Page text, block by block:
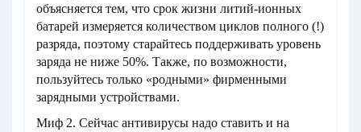
объясняется тем, что срок жизни литий-ионных
батарей измеряется количеством циклов полного (!)
разряда, поэтому старайтесь поддерживать уровень
заряда не ниже 50%. Также, по возможности,
пользуйтесь только «родными» фирменными
зарядными устройствами.
Миф 2. Сейчас антивирусы надо ставить и на